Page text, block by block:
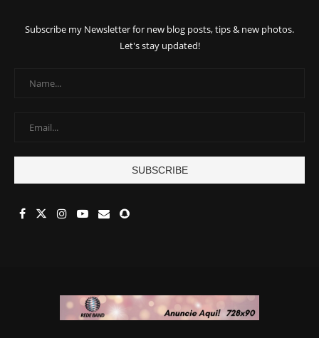
Subscribe my Newsletter for new blog posts, tips & new photos.
Let's stay updated!